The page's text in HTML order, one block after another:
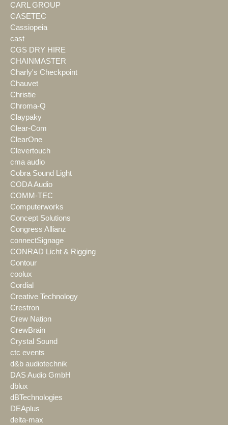
CARL GROUP
CASETEC
Cassiopeia
cast
CGS DRY HIRE
CHAINMASTER
Charly's Checkpoint
Chauvet
Christie
Chroma-Q
Claypaky
Clear-Com
ClearOne
Clevertouch
cma audio
Cobra Sound Light
CODA Audio
COMM-TEC
Computerworks
Concept Solutions
Congress Allianz
connectSignage
CONRAD Licht & Rigging
Contour
coolux
Cordial
Creative Technology
Crestron
Crew Nation
CrewBrain
Crystal Sound
ctc events
d&b audiotechnik
DAS Audio GmbH
dblux
dBTechnologies
DEAplus
delta-max